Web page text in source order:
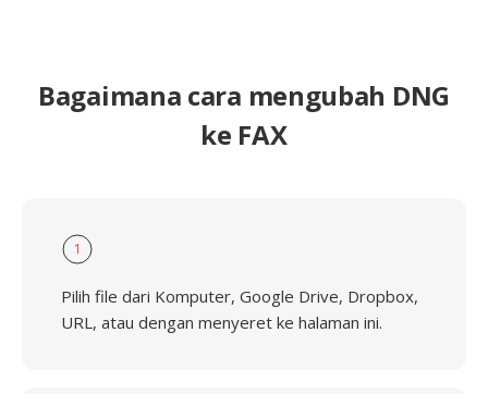
Bagaimana cara mengubah DNG
ke FAX
1
Pilih file dari Komputer, Google Drive, Dropbox,
URL, atau dengan menyeret ke halaman ini.